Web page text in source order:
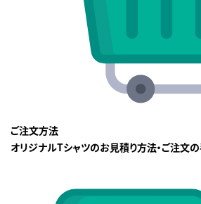
ご注文方法
オリジナルTシャツのお見積り方法・ご注文